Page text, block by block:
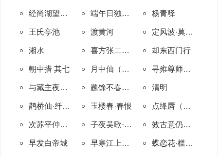
经尚湖望虞山 端午日独坐长山署中有感 其一 杨青驿
王氏亭池 渡黄河 定风波·莫听穿林打叶声
湘水 喜方张二山人见过 却东西门行
朝中措 其七 月中仙（送杜仲微赴阙） 寻雍尊师隐居
与藏主夜谈三首 其二 题馀不春社诗二首 其二 清明
鹊桥仙·纤云弄巧 玉楼春·春恨 点绛唇（拉同官赏海棠）
次苏平仲编修北山记游韵二十四首 其十八 子夜吴歌·秋歌 效古意仍红药韵
早发白帝城 早寒江上有怀 蝶恋花·槛菊愁烟兰泣露